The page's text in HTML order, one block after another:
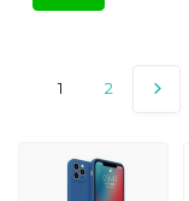
1 2